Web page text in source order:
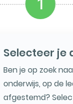
1
Selecteer je
Ben je op zoek
onderwijs, op de
afgestemd?